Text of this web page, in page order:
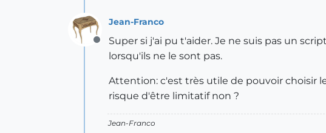
Offline
Jean-Franco
Super si j'ai pu t'aider. Je ne suis pas un
lorsqu'ils ne le sont pas.
Attention: c'est très utile de pouvoir choisir
risque d'être limitatif non ?
Jean-Franco